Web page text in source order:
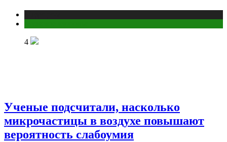
4
Ученые подсчитали, насколько
микрочастицы в воздухе повышают
вероятность слабоумия